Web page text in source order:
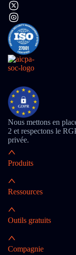
Nous mettons en
2 et respectons le
privée.
Produits
Ressources
Outils gratuits
Compagnie